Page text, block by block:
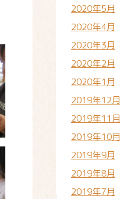
2020年5月
2020年4月
2020年3月
2020年2月
2020年1月
2019年12月
2019年11月
2019年10月
2019年9月
2019年8月
2019年7月